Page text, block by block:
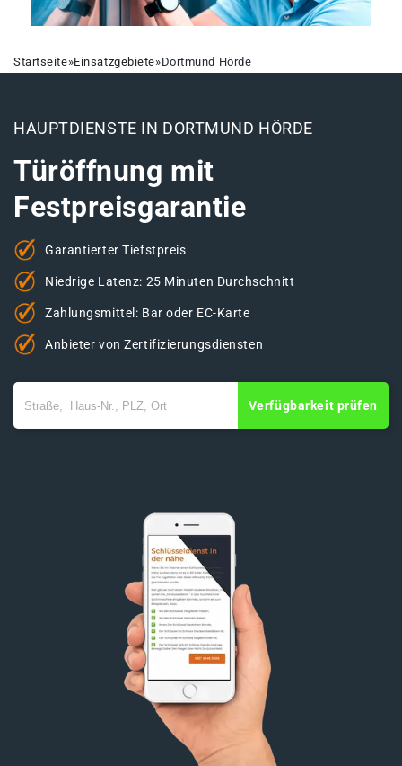
Startseite»Einsatzgebiete»Dortmund Hörde
HAUPTDIENSTE IN DORTMUND HÖRDE
Türöffnung mit
Festpreisgarantie
Garantierter Tiefstpreis
Niedrige Latenz: 25 Minuten Durchschnitt
Zahlungsmittel: Bar oder EC-Karte
Anbieter von Zertifizierungsdiensten
Verfügbarkeit prüfen